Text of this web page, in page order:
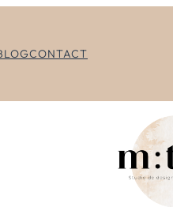
CONTACT